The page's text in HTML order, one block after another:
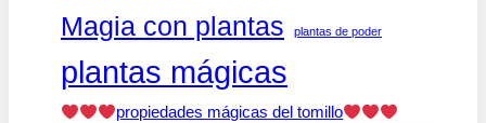
Magia con plantas plantas de poder
plantas mágicas
propiedades mágicas del tomillo